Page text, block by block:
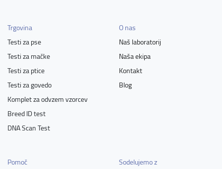
Trgovina
Testi za pse
Testi za mačke
Testi za ptice
Testi za govedo
Komplet za odvzem vzorcev
Breed ID test
DNA Scan Test
O nas
Naš laboratorij
Naša ekipa
Kontakt
Blog
Pomoč
Sodelujemo z